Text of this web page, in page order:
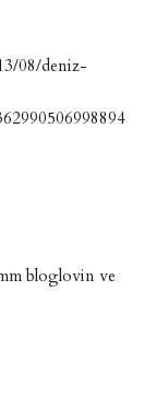
08/deniz-
bloglovin ve